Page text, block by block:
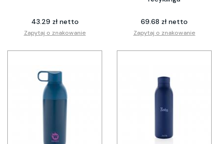
43.29 zł netto
Zapytaj o znakowanie
69.68 zł netto
Zapytaj o znakowanie